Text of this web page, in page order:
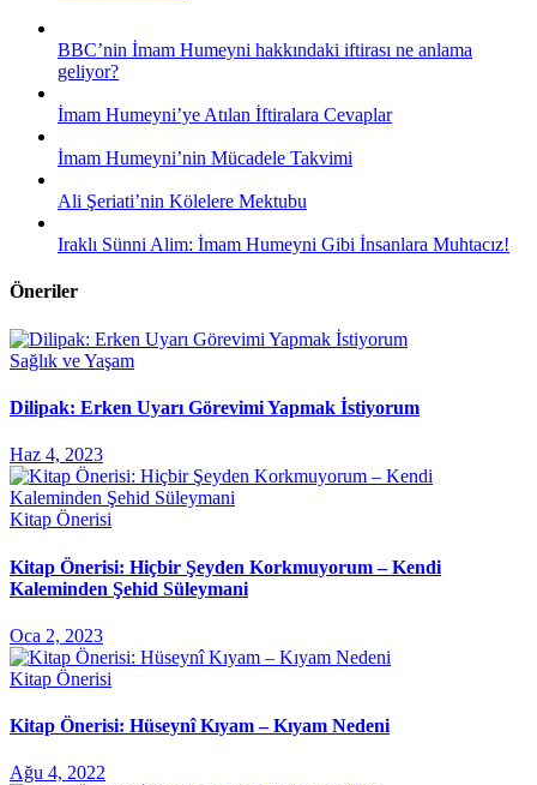
BBC’nin İmam Humeyni hakkındaki iftirası ne anlama
geliyor?
İmam Humeyni’ye Atılan İftiralara Cevaplar
İmam Humeyni’nin Mücadele Takvimi
Ali Şeriati’nin Kölelere Mektubu
Iraklı Sünni Alim: İmam Humeyni Gibi İnsanlara Muhtacız!
Öneriler
Sağlık ve Yaşam
Dilipak: Erken Uyarı Görevimi Yapmak İstiyorum
Haz 4, 2023
Kitap Önerisi
Kitap Önerisi: Hiçbir Şeyden Korkmuyorum – Kendi
Kaleminden Şehid Süleymani
Oca 2, 2023
Kitap Önerisi
Kitap Önerisi: Hüseynî Kıyam – Kıyam Nedeni
Ağu 4, 2022